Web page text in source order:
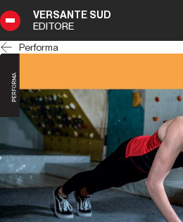
VERSANTE SUD
EDITORE
Performa